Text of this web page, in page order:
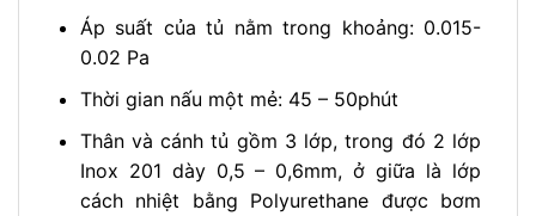
Áp suất của tủ nằm trong khoảng: 0.015-
0.02 Pa
Thời gian nấu một mẻ: 45 – 50phút
Thân và cánh tủ gồm 3 lớp, trong đó 2 lớp
Inox 201 dày 0,5 – 0,6mm, ở giữa là lớp
cách nhiệt bằng Polyurethane được bơm